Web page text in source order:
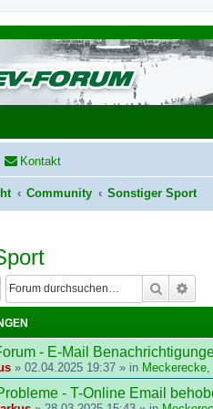
Kontakt
Community Sonstiger Sport
Suche
- E-Mail
» 02.04.2025 19:37 » in
- T-Online Email